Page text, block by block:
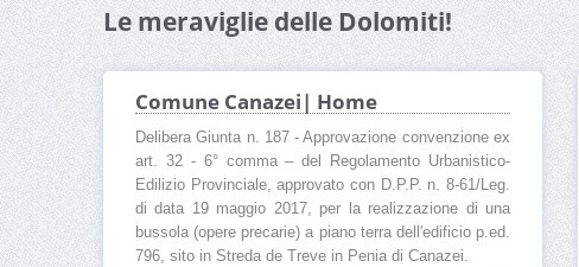
Le meraviglie delle Dolomiti!
Comune Canazei| Home
Delibera Giunta n. 187 - Approvazione convenzione ex
art. 32 - 6° comma – del Regolamento Urbanistico-
Edilizio Provinciale, approvato con D.P.P. n. 8-61/Leg.
di data 19 maggio 2017, per la realizzazione di una
bussola (opere precarie) a piano terra dell'edificio p.ed.
796, sito in Streda de Treve in Penia di Canazei.